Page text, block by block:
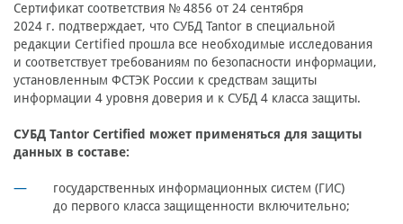
Сертификат соответствия № 4856 от 24 сентября
2024 г. подтверждает, что СУБД Tantor в специальной
редакции Certified прошла все необходимые исследования
и соответствует требованиям по безопасности информации,
установленным ФСТЭК России к средствам защиты
информации 4 уровня доверия и к СУБД 4 класса защиты.
СУБД Tantor Certified может применяться для защиты
данных в составе:
государственных информационных систем (ГИС)
до первого класса защищенности включительно;